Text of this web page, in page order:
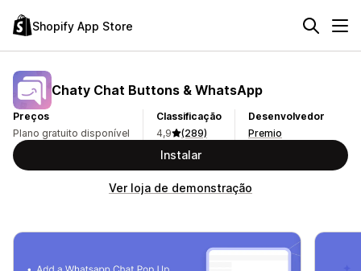
Shopify App Store
Chaty Chat Buttons & WhatsApp
Preços
Plano gratuito disponível
Classificação
4,9
(289)
Desenvolvedor
Premio
Instalar
Ver loja de demonstração